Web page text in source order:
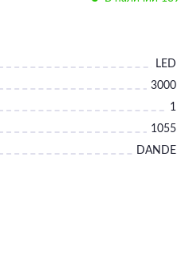
LED
3000
1
1055
DANDE